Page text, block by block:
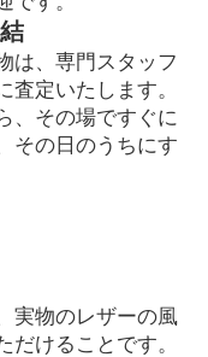
は、専門スタッフ
定いたします。
、その場ですぐに
その日のうちにす
実物のレザーの風
けることです。